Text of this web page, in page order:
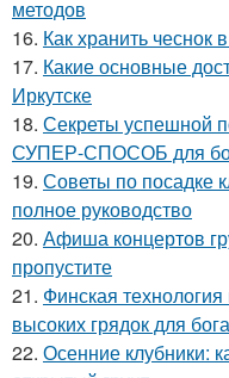
методов
16. Как хранить чеснок
17. Какие основные
Иркутске
18. Секреты успешной
СУПЕР-СПОСОБ для
19. Советы по посадке
полное руководство
20. Афиша концертов
пропустите
21. Финская
высоких грядок для
22. Осенние клубники: